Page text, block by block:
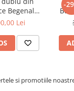
și plin de farmec.
la 30°C
redusă
Begenal
2
Lei
-
si promotiile